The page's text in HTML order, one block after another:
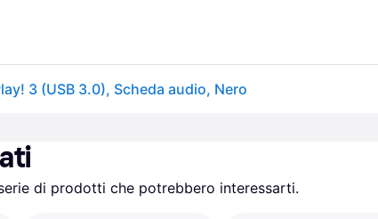
3 (USB 3.0), Scheda audio, Nero
di prodotti che potrebbero interessarti.